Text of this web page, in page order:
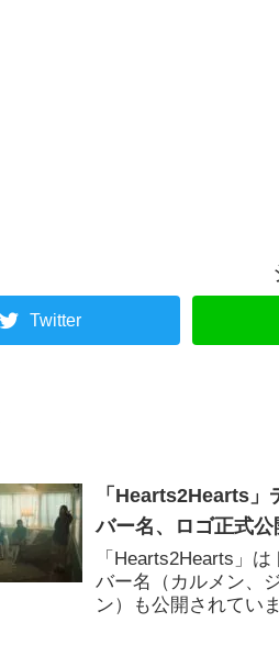
Twitter
「Hearts2Hearts
バー名、ロゴ正式公
「Hearts2Hearts」
バー名（カルメン、
ン）も公開されてい